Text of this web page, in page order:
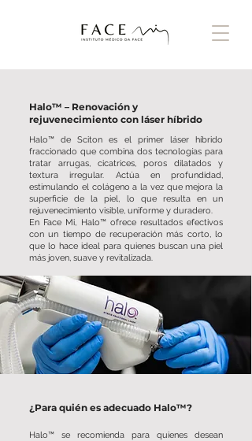
Halo™ – Renovación y
rejuvenecimiento con láser híbrido
Halo™ de Sciton es el primer láser híbrido
fraccionado que combina dos tecnologías para
tratar arrugas, cicatrices, poros dilatados y
textura irregular. Actúa en profundidad,
estimulando el colágeno a la vez que mejora la
superficie de la piel, lo que resulta en un
rejuvenecimiento visible, uniforme y duradero.
En Face Mi, Halo™ ofrece resultados efectivos
con un tiempo de recuperación más corto, lo
que lo hace ideal para quienes buscan una piel
más joven, suave y revitalizada.
¿Para quién es adecuado Halo™?
Halo™ se recomienda para quienes desean